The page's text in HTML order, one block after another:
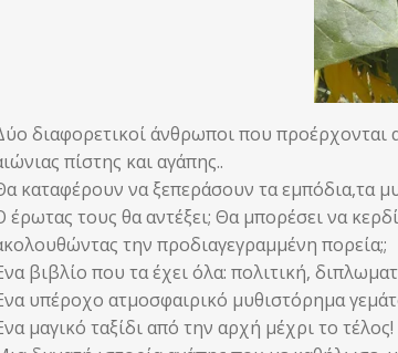
διαφορετικοί άνθρωποι που
πίστης και αγάπης..
καταφέρουν να ξεπεράσουν τα εμπόδια,τα
έρωτας τους θα αντέξει; Θα μπορέσει να
την προδιαγεγραμμένη πορεία;;
βιβλίο που τα έχει όλα: πολιτική,
υπέροχο ατμοσφαιρικό μυθιστόρημα
μαγικό ταξίδι από την αρχή μέχρι το τέλος!